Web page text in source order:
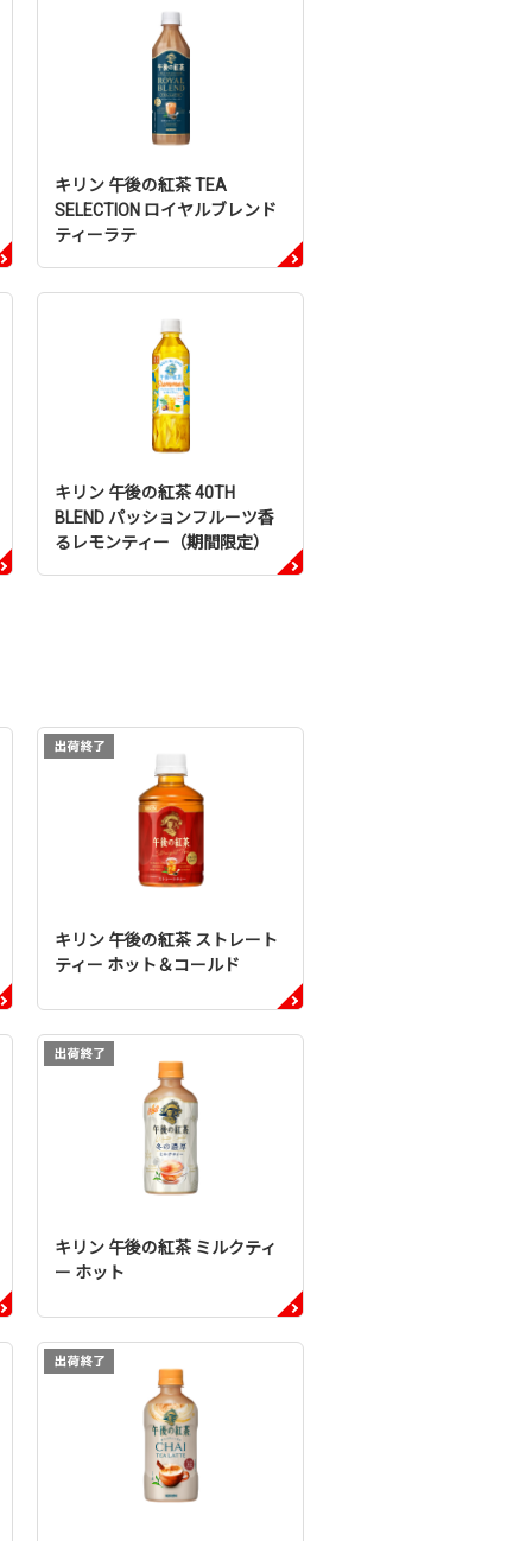
キリン 午後の紅茶 TEA
SELECTION ロイヤルブレンド
ティーラテ
キリン 午後の紅茶 40TH
BLEND パッションフルーツ香
るレモンティー（期間限定）
キリン 午後の紅茶 ストレート
ティー ホット＆コールド
キリン 午後の紅茶 ミルクティ
ー ホット